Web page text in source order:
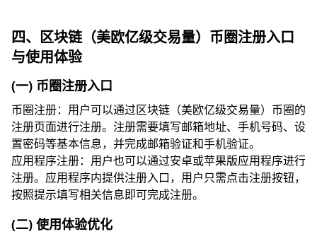
四、区块链（美欧亿级交易量）币圈注册入口
与使用体验
(一) 币圈注册入口
币圈注册：用户可以通过区块链（美欧亿级交易量）币圈的
注册页面进行注册。注册需要填写邮箱地址、手机号码、设
置密码等基本信息，并完成邮箱验证和手机验证。
应用程序注册：用户也可以通过安卓或苹果版应用程序进行
注册。应用程序内提供注册入口，用户只需点击注册按钮，
按照提示填写相关信息即可完成注册。
(二) 使用体验优化